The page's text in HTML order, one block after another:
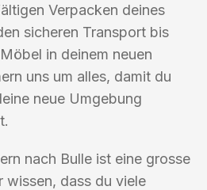
Verpacken deines
sicheren Transport bis
in deinem neuen
uns um alles, damit du
neue Umgebung
nach Bulle ist eine grosse
wissen, dass du viele